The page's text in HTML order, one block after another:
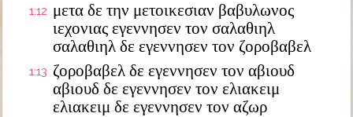
1:12 μετα δε την μετοικεσιαν βαβυλωνος
ιεχονιας εγεννησεν τον σαλαθιηλ
σαλαθιηλ δε εγεννησεν τον ζοροβαβελ
1:13 ζοροβαβελ δε εγεννησεν τον αβιουδ
αβιουδ δε εγεννησεν τον ελιακειμ
ελιακειμ δε εγεννησεν τον αζωρ